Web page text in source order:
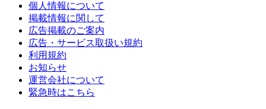
個人情報について
掲載情報に関して
広告掲載のご案内
広告・サービス取扱い規約
利用規約
お知らせ
運営会社について
緊急時はこちら